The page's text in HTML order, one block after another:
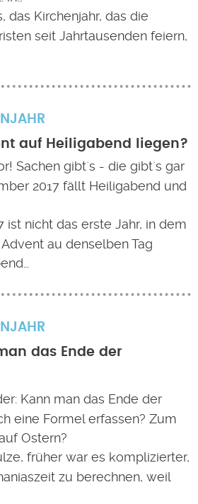
das Kirchenjahr, das die
seit Jahrtausenden feiern,
auf Heiligabend liegen?
Sachen gibt`s - die gibt`s gar
2017 fällt Heiligabend und
ist nicht das erste Jahr, in dem
au denselben Tag
das Ende der
Kann man das Ende der
eine Formel erfassen? Zum
Ostern?
früher war es komplizierter,
zu berechnen, weil